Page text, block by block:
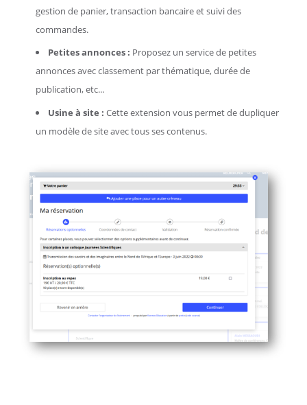
gestion de panier, transaction bancaire et suivi des
commandes.
Petites annonces : Proposez un service de petites
annonces avec classement par thématique, durée de
publication, etc...
Usine à site :Cette extension vous permet de dupliquer
un modèle de site avec tous ses contenus.